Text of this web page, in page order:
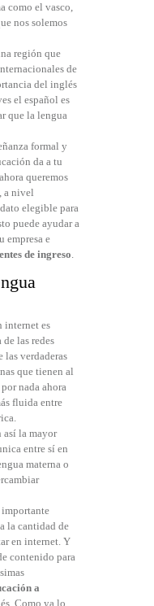
como el vasco,
nos solemos
región que
de
del inglés
el español es
que la lengua
formal y
da a tu
queremos
a nivel
elegible para
puede ayudar a
empresa e
de ingreso.
internet es
las redes
las verdaderas
que tienen al
nada ahora
fluida entre
así la mayor
entre sí en
materna o
importante
la cantidad de
en internet. Y
contenido para
a
Como ya lo